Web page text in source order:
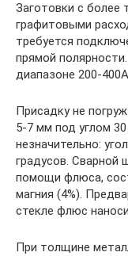
Заготовки с более
графитовыми
требуется
прямой
диапазоне 200-
Присадку не
5-7 мм под углом
незначительно:
градусов.
помощи флюса,
магния (4%).
стекле флюс
При толщине